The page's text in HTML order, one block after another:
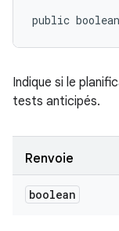
public
Indique si le
tests anticipés.
Renvoie
boolean